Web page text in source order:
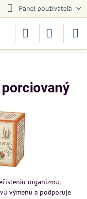
Panel používateľa
organizmu,
výmenu a podporuje